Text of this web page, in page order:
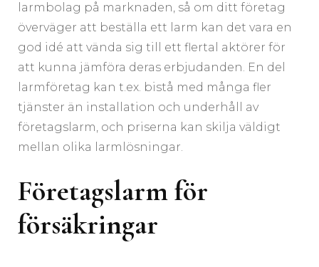
larmbolag på marknaden, så om ditt företag
överväger att beställa ett larm kan det vara en
god idé att vända sig till ett flertal aktörer för
att kunna jämföra deras erbjudanden. En del
larmföretag kan t.ex. bistå med många fler
tjänster än installation och underhåll av
företagslarm, och priserna kan skilja väldigt
mellan olika larmlösningar.
Företagslarm för
försäkringar